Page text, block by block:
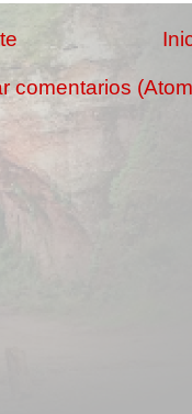
comentarios